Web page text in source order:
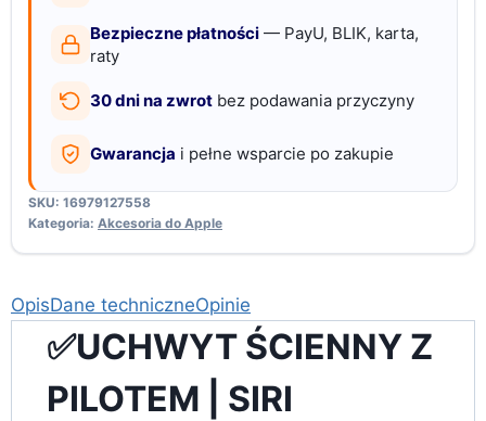
gen
Bezpieczne płatności — PayU, BLIK, karta,
raty
30 dni na zwrot bez podawania przyczyny
Gwarancja i pełne wsparcie po zakupie
SKU: 16979127558
Kategoria: Akcesoria do Apple
OpisDane techniczneOpinie
✅UCHWYT ŚCIENNY Z
PILOTEM | SIRI